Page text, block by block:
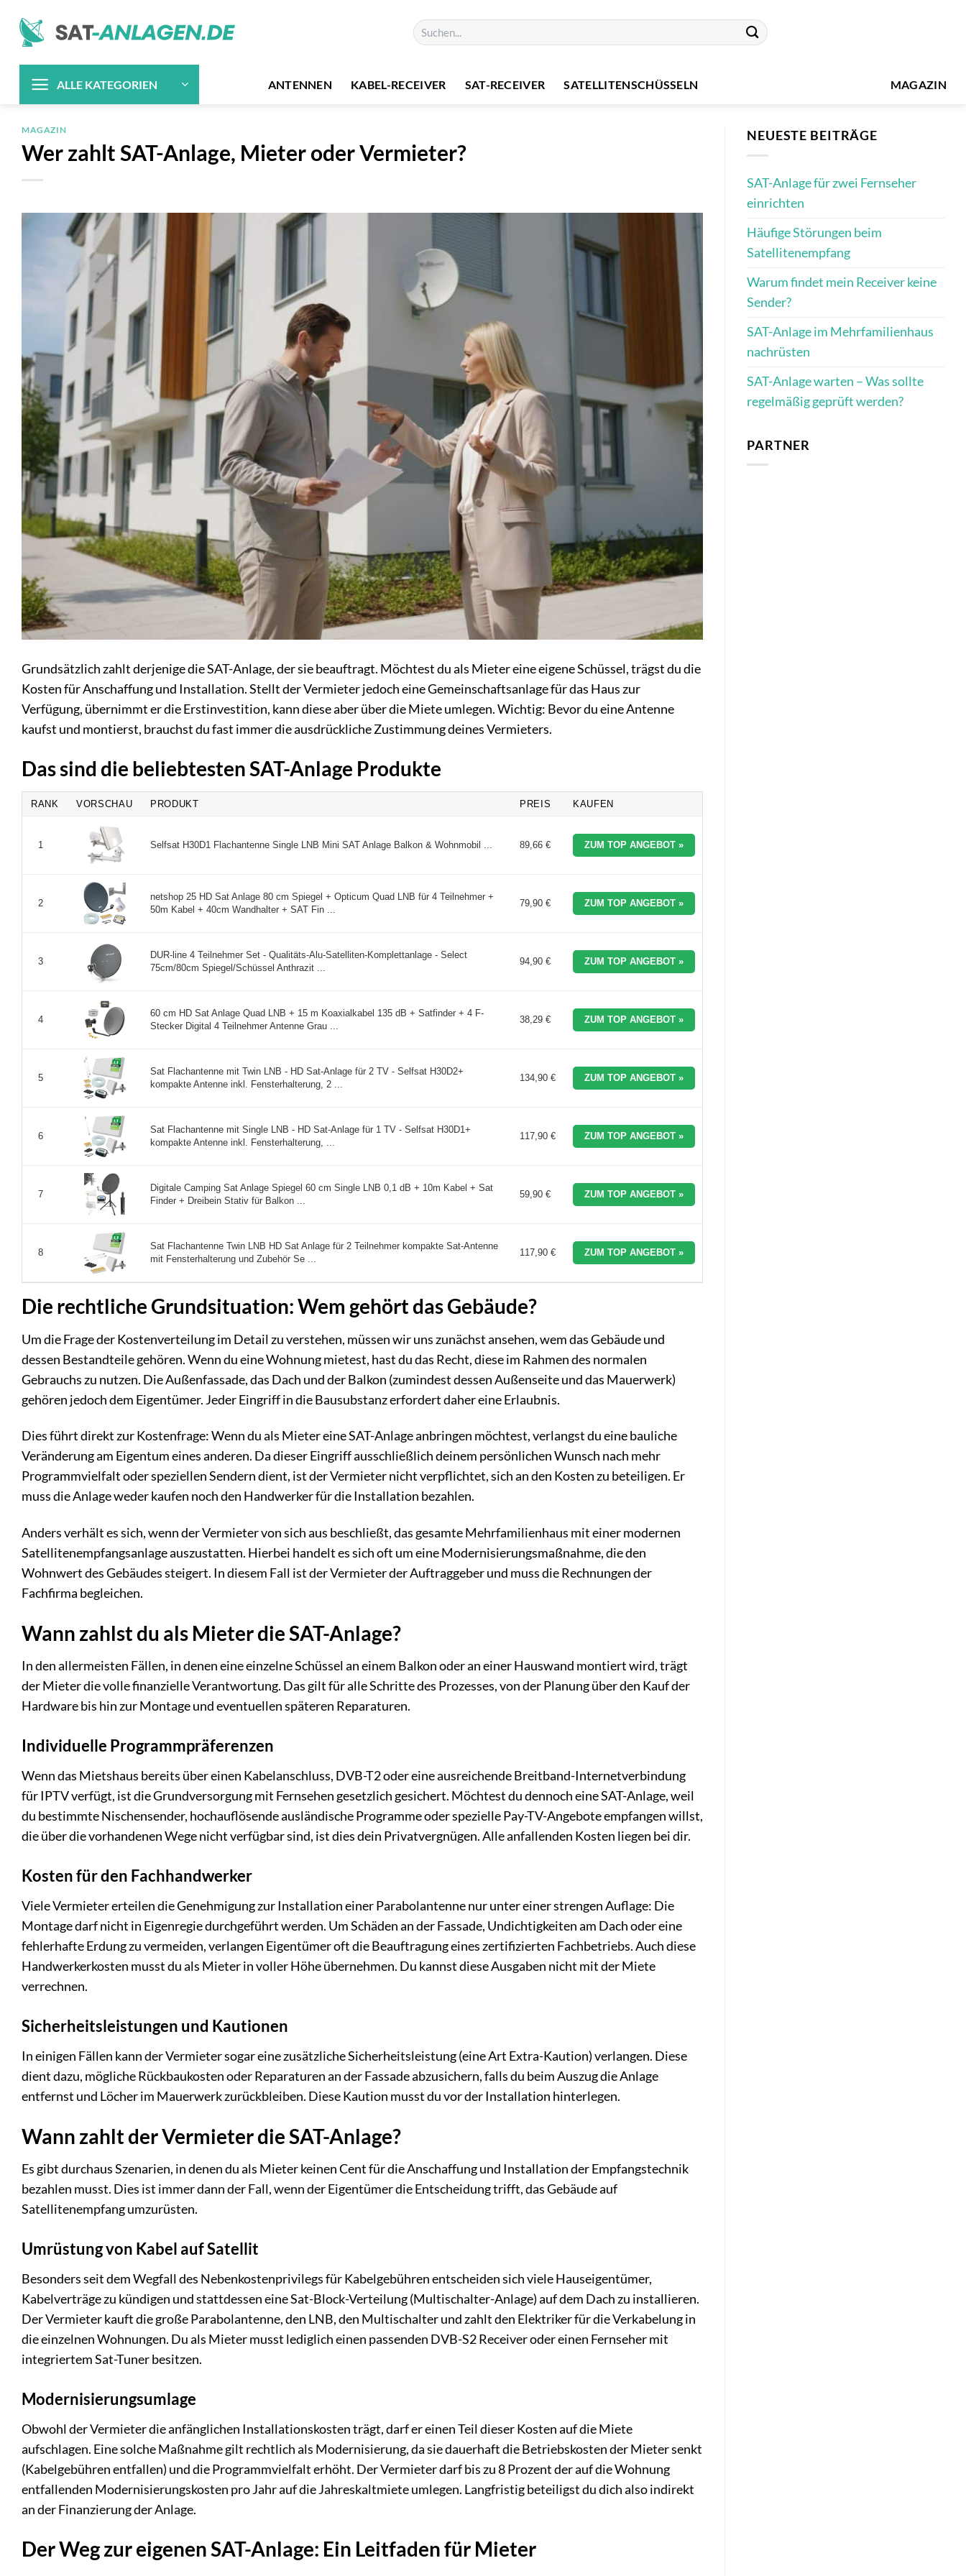
Inhalt
springen
Suchen
nach:
ALLE KATEGORIEN ANTENNEN KABEL-RECEIVER SAT-RECEIVER SATELLITENSCHÜSSELN MAGAZIN
MAGAZIN
Wer zahlt SAT-Anlage, Mieter oder Vermieter?
Grundsätzlich zahlt derjenige die SAT-Anlage, der sie beauftragt. Möchtest du als Mieter eine eigene Schüssel, trägst du die
Kosten für Anschaffung und Installation. Stellt der Vermieter jedoch eine Gemeinschaftsanlage für das Haus zur
Verfügung, übernimmt er die Erstinvestition, kann diese aber über die Miete umlegen. Wichtig: Bevor du eine Antenne
kaufst und montierst, brauchst du fast immer die ausdrückliche Zustimmung deines Vermieters.
Das sind die beliebtesten SAT-Anlage Produkte
RANK VORSCHAU PRODUKT PREIS KAUFEN
1 Selfsat H30D1 Flachantenne Single LNB Mini SAT Anlage Balkon & Wohnmobil ... 89,66 € ZUM TOP ANGEBOT »
2
netshop 25 HD Sat Anlage 80 cm Spiegel + Opticum Quad LNB für 4 Teilnehmer +
50m Kabel + 40cm Wandhalter + SAT Fin ...
79,90 € ZUM TOP ANGEBOT »
3
DUR-line 4 Teilnehmer Set - Qualitäts-Alu-Satelliten-Komplettanlage - Select
75cm/80cm Spiegel/Schüssel Anthrazit ...
94,90 € ZUM TOP ANGEBOT »
4
60 cm HD Sat Anlage Quad LNB + 15 m Koaxialkabel 135 dB + Satfinder + 4 F-
Stecker Digital 4 Teilnehmer Antenne Grau ...
38,29 € ZUM TOP ANGEBOT »
5
Sat Flachantenne mit Twin LNB - HD Sat-Anlage für 2 TV - Selfsat H30D2+
kompakte Antenne inkl. Fensterhalterung, 2 ...
134,90 € ZUM TOP ANGEBOT »
6
Sat Flachantenne mit Single LNB - HD Sat-Anlage für 1 TV - Selfsat H30D1+
kompakte Antenne inkl. Fensterhalterung, ...
117,90 € ZUM TOP ANGEBOT »
7
Digitale Camping Sat Anlage Spiegel 60 cm Single LNB 0,1 dB + 10m Kabel + Sat
Finder + Dreibein Stativ für Balkon ...
59,90 € ZUM TOP ANGEBOT »
8
Sat Flachantenne Twin LNB HD Sat Anlage für 2 Teilnehmer kompakte Sat-Antenne
mit Fensterhalterung und Zubehör Se ...
117,90 € ZUM TOP ANGEBOT »
Die rechtliche Grundsituation: Wem gehört das Gebäude?
Um die Frage der Kostenverteilung im Detail zu verstehen, müssen wir uns zunächst ansehen, wem das Gebäude und
dessen Bestandteile gehören. Wenn du eine Wohnung mietest, hast du das Recht, diese im Rahmen des normalen
Gebrauchs zu nutzen. Die Außenfassade, das Dach und der Balkon (zumindest dessen Außenseite und das Mauerwerk)
gehören jedoch dem Eigentümer. Jeder Eingriff in die Bausubstanz erfordert daher eine Erlaubnis.
Dies führt direkt zur Kostenfrage: Wenn du als Mieter eine SAT-Anlage anbringen möchtest, verlangst du eine bauliche
Veränderung am Eigentum eines anderen. Da dieser Eingriff ausschließlich deinem persönlichen Wunsch nach mehr
Programmvielfalt oder speziellen Sendern dient, ist der Vermieter nicht verpflichtet, sich an den Kosten zu beteiligen. Er
muss die Anlage weder kaufen noch den Handwerker für die Installation bezahlen.
Anders verhält es sich, wenn der Vermieter von sich aus beschließt, das gesamte Mehrfamilienhaus mit einer modernen
Satellitenempfangsanlage auszustatten. Hierbei handelt es sich oft um eine Modernisierungsmaßnahme, die den
Wohnwert des Gebäudes steigert. In diesem Fall ist der Vermieter der Auftraggeber und muss die Rechnungen der
Fachfirma begleichen.
Wann zahlst du als Mieter die SAT-Anlage?
In den allermeisten Fällen, in denen eine einzelne Schüssel an einem Balkon oder an einer Hauswand montiert wird, trägt
der Mieter die volle finanzielle Verantwortung. Das gilt für alle Schritte des Prozesses, von der Planung über den Kauf der
Hardware bis hin zur Montage und eventuellen späteren Reparaturen.
Individuelle Programmpräferenzen
Wenn das Mietshaus bereits über einen Kabelanschluss, DVB-T2 oder eine ausreichende Breitband-Internetverbindung
für IPTV verfügt, ist die Grundversorgung mit Fernsehen gesetzlich gesichert. Möchtest du dennoch eine SAT-Anlage, weil
du bestimmte Nischensender, hochauflösende ausländische Programme oder spezielle Pay-TV-Angebote empfangen willst,
die über die vorhandenen Wege nicht verfügbar sind, ist dies dein Privatvergnügen. Alle anfallenden Kosten liegen bei dir.
Kosten für den Fachhandwerker
Viele Vermieter erteilen die Genehmigung zur Installation einer Parabolantenne nur unter einer strengen Auflage: Die
Montage darf nicht in Eigenregie durchgeführt werden. Um Schäden an der Fassade, Undichtigkeiten am Dach oder eine
fehlerhafte Erdung zu vermeiden, verlangen Eigentümer oft die Beauftragung eines zertifizierten Fachbetriebs. Auch diese
Handwerkerkosten musst du als Mieter in voller Höhe übernehmen. Du kannst diese Ausgaben nicht mit der Miete
verrechnen.
Sicherheitsleistungen und Kautionen
In einigen Fällen kann der Vermieter sogar eine zusätzliche Sicherheitsleistung (eine Art Extra-Kaution) verlangen. Diese
dient dazu, mögliche Rückbaukosten oder Reparaturen an der Fassade abzusichern, falls du beim Auszug die Anlage
entfernst und Löcher im Mauerwerk zurückbleiben. Diese Kaution musst du vor der Installation hinterlegen.
Wann zahlt der Vermieter die SAT-Anlage?
Es gibt durchaus Szenarien, in denen du als Mieter keinen Cent für die Anschaffung und Installation der Empfangstechnik
bezahlen musst. Dies ist immer dann der Fall, wenn der Eigentümer die Entscheidung trifft, das Gebäude auf
Satellitenempfang umzurüsten.
Umrüstung von Kabel auf Satellit
Besonders seit dem Wegfall des Nebenkostenprivilegs für Kabelgebühren entscheiden sich viele Hauseigentümer,
Kabelverträge zu kündigen und stattdessen eine Sat-Block-Verteilung (Multischalter-Anlage) auf dem Dach zu installieren.
Der Vermieter kauft die große Parabolantenne, den LNB, den Multischalter und zahlt den Elektriker für die Verkabelung in
die einzelnen Wohnungen. Du als Mieter musst lediglich einen passenden DVB-S2 Receiver oder einen Fernseher mit
integriertem Sat-Tuner besitzen.
Modernisierungsumlage
Obwohl der Vermieter die anfänglichen Installationskosten trägt, darf er einen Teil dieser Kosten auf die Miete
aufschlagen. Eine solche Maßnahme gilt rechtlich als Modernisierung, da sie dauerhaft die Betriebskosten der Mieter senkt
(Kabelgebühren entfallen) und die Programmvielfalt erhöht. Der Vermieter darf bis zu 8 Prozent der auf die Wohnung
entfallenden Modernisierungskosten pro Jahr auf die Jahreskaltmiete umlegen. Langfristig beteiligst du dich also indirekt
an der Finanzierung der Anlage.
Der Weg zur eigenen SAT-Anlage: Ein Leitfaden für Mieter
NEUESTE BEITRÄGE
SAT-Anlage für zwei Fernseher
einrichten
Häufige Störungen beim
Satellitenempfang
Warum findet mein Receiver keine
Sender?
SAT-Anlage im Mehrfamilienhaus
nachrüsten
SAT-Anlage warten – Was sollte
regelmäßig geprüft werden?
PARTNER